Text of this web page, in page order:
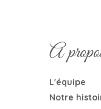
A
L'équipe
Notre